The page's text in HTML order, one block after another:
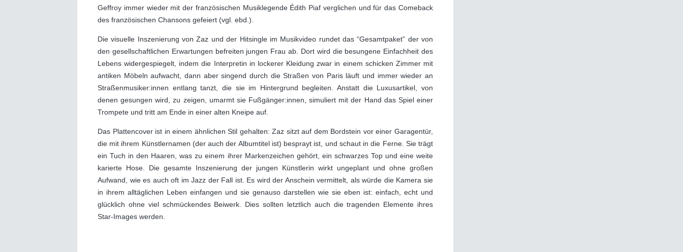
Geffroy immer wieder mit der französischen Musiklegende Édith Piaf verglichen und für das Comeback
des französischen Chansons gefeiert (vgl. ebd.).
Die visuelle Inszenierung von Zaz und der Hitsingle im Musikvideo rundet das “Gesamtpaket” der von
den gesellschaftlichen Erwartungen befreiten jungen Frau ab. Dort wird die besungene Einfachheit des
Lebens widergespiegelt, indem die Interpretin in lockerer Kleidung zwar in einem schicken Zimmer mit
antiken Möbeln aufwacht, dann aber singend durch die Straßen von Paris läuft und immer wieder an
Straßenmusiker:innen entlang tanzt, die sie im Hintergrund begleiten. Anstatt die Luxusartikel, von
denen gesungen wird, zu zeigen, umarmt sie Fußgänger:innen, simuliert mit der Hand das Spiel einer
Trompete und tritt am Ende in einer alten Kneipe auf.
Das Plattencover ist in einem ähnlichen Stil gehalten: Zaz sitzt auf dem Bordstein vor einer Garagentür,
die mit ihrem Künstlernamen (der auch der Albumtitel ist) besprayt ist, und schaut in die Ferne. Sie trägt
ein Tuch in den Haaren, was zu einem ihrer Markenzeichen gehört, ein schwarzes Top und eine weite
karierte Hose. Die gesamte Inszenierung der jungen Künstlerin wirkt ungeplant und ohne großen
Aufwand, wie es auch oft im Jazz der Fall ist. Es wird der Anschein vermittelt, als würde die Kamera sie
in ihrem alltäglichen Leben einfangen und sie genauso darstellen wie sie eben ist: einfach, echt und
glücklich ohne viel schmückendes Beiwerk. Dies sollten letztlich auch die tragenden Elemente ihres
Star-Images werden.